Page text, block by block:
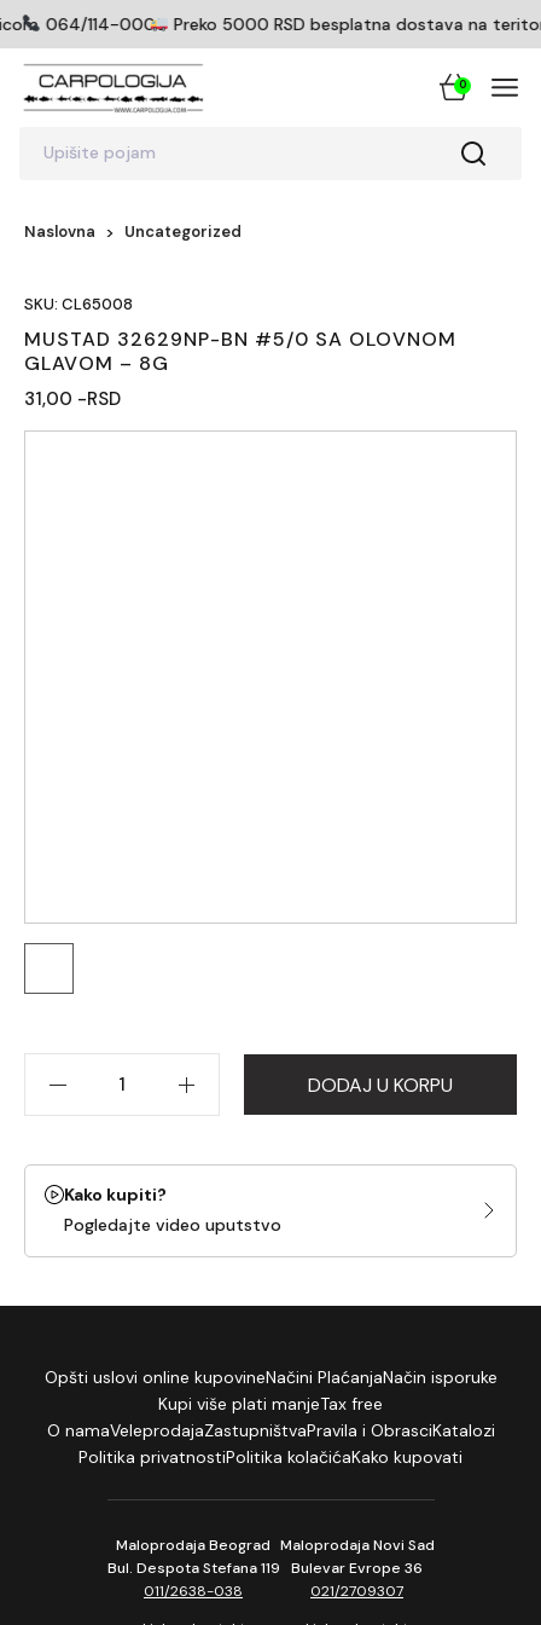
064/114-0005Preko 5000 RSD besplatna dostava na
Upišite pojam
0
Naslovna Uncategorized
SKU: CL65008
MUSTAD 32629NP-BN #5/0 SA OLOVNOM
GLAVOM – 8G
31,00 -RSD
DODAJ U KORPU
Kako kupiti?
Pogledajte video uputstvo
Opšti uslovi online kupovineNačini PlaćanjaNačin isporuke
Kupi više plati manjeTax free
O namaVeleprodajaZastupništvaPravila i ObrasciKatalozi
Politika privatnostiPolitika kolačićaKako kupovati
Maloprodaja Beograd
Bul. Despota Stefana 119
011/2638-038
Maloprodaja Novi Sad
Bulevar Evrope 36
021/2709307